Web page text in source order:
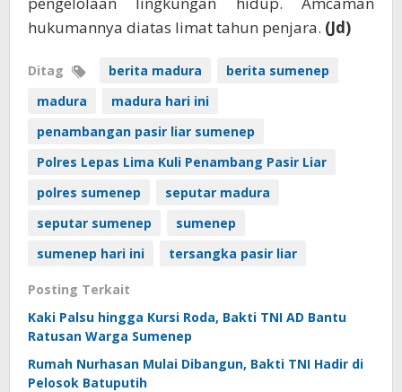
hukumannya diatas limat tahun penjara. (Jd)
Ditag berita madura
berita sumenep
madura
madura hari ini
penambangan pasir liar sumenep
Polres Lepas Lima Kuli Penambang Pasir Liar
polres sumenep
seputar madura
seputar sumenep
sumenep
sumenep hari ini
tersangka pasir liar
Posting Terkait
Kaki Palsu hingga Kursi Roda, Bakti TNI AD Bantu
Ratusan Warga Sumenep
Rumah Nurhasan Mulai Dibangun, Bakti TNI Hadir di
Pelosok Batuputih